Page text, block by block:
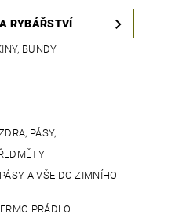
RYBÁŘSTVÍ
BUNDY
PÁSY,...
A VŠE DO ZIMNÍHO
PRÁDLO